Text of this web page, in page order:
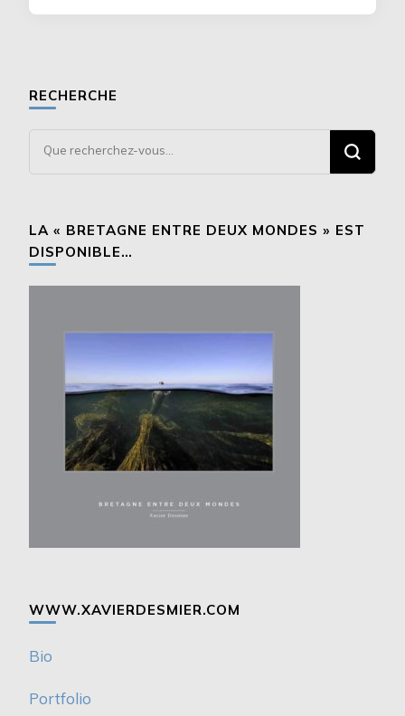
RECHERCHE
Vous
LA « BRETAGNE ENTRE DEUX MONDES » EST
DISPONIBLE…
WWW.XAVIERDESMIER.COM
Bio
Portfolio